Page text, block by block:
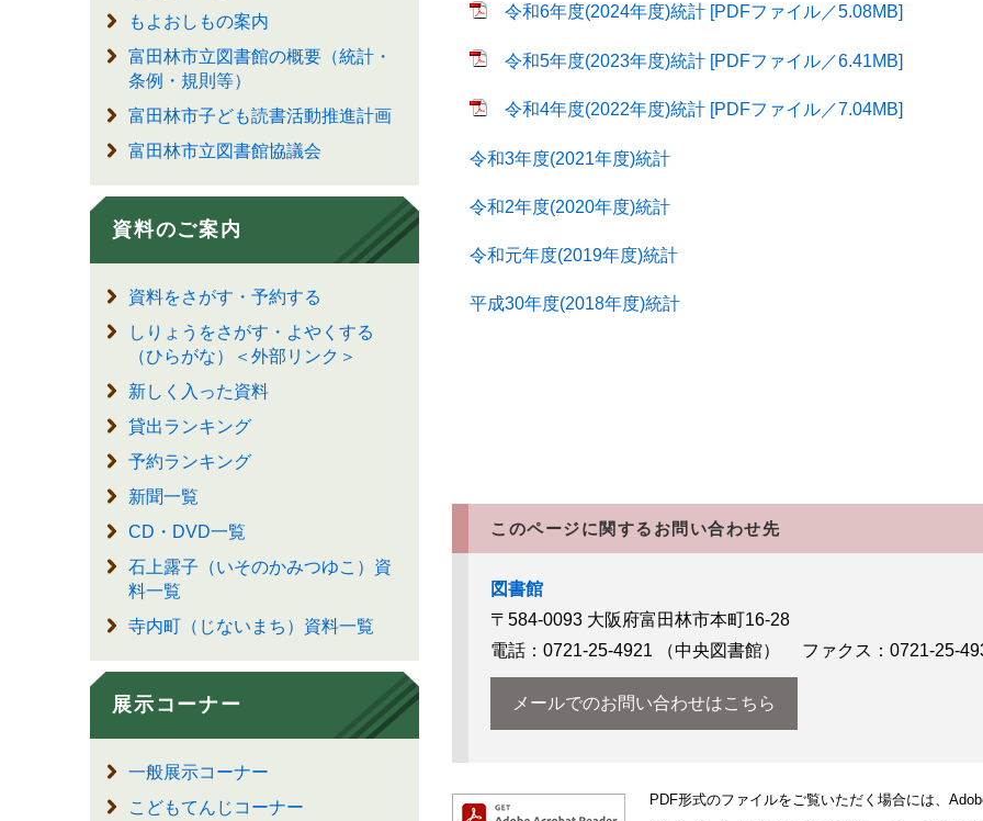
もよおしもの案内
富田林市立図書館の概要（統計・
条例・規則等）
富田林市子ども読書活動推進計画
富田林市立図書館協議会
資料のご案内
資料をさがす・予約する
しりょうをさがす・よやくする
（ひらがな）＜外部リンク＞
新しく入った資料
貸出ランキング
予約ランキング
新聞一覧
CD・DVD一覧
石上露子（いそのかみつゆこ）資
料一覧
寺内町（じないまち）資料一覧
展示コーナー
一般展示コーナー
こどもてんじコーナー
令和6年度(2024年度)統計 [PDFファイル／5.08MB]
令和5年度(2023年度)統計 [PDFファイル／6.41MB]
令和4年度(2022年度)統計 [PDFファイル／7.04MB]
令和3年度(2021年度)統計
令和2年度(2020年度)統計
令和元年度(2019年度)統計
平成30年度(2018年度)統計
このページに関するお問い合わせ先
図書館
〒584-0093 大阪府富田林市本町16-28
電話：0721-25-4921
（中央図書館） ファクス：0721-25-
メールでのお問い合わせはこちら
PDF形式のファイルをご覧いただく場合には、